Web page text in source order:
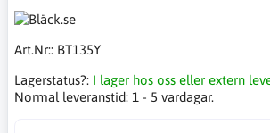
Art.Nr:: BT135Y
Lagerstatus?: I lager hos oss eller extern
Normal leveranstid: 1 - 5 vardagar.